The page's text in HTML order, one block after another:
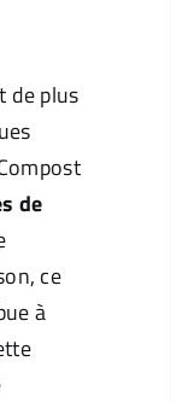
de plus
de
ce
à